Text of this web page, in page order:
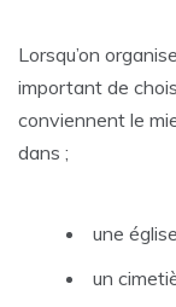
Lorsqu’on
important de
conviennent le
dans ;
une
un